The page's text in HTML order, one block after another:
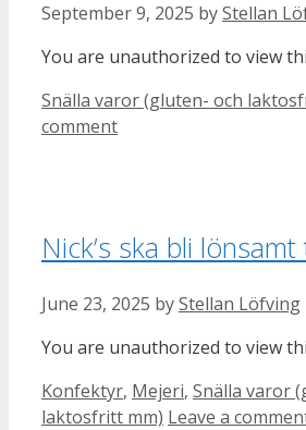
September 9, 2025 byStellan
You are unauthorized to view
Categories
Snälla varor (gluten- och
comment
Nick’s ska bli
June 23, 2025 byStellan Löfving
You are unauthorized to view
Categories
Konfektyr, Mejeri, Snälla varor
laktosfritt mm) Leave a